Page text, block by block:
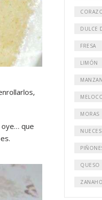
que
DULCE
FRESA
LIMÓN
MORAS
NUECES
QUESO